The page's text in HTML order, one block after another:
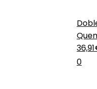
0